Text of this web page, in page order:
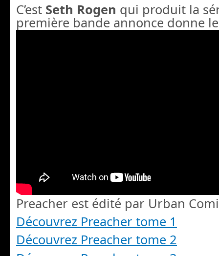
C’est Seth Rogen qui produit la
première bande annonce donne
Preacher est édité par Urban
Découvrez Preacher tome 1
Découvrez Preacher tome 2